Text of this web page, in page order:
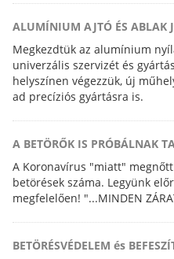
ALUMÍNIUM AJTÓ ÉS ABLAK
Megkezdtük az alumínium
univerzális szervizét és
helyszínen végezzük, új
ad precíziós gyártásra is.
A BETÖRŐK IS PRÓBÁLNAK
A Koronavírus "miatt"
betörések száma. Legyünk
megfelelően! "...MINDEN
BETÖRÉSVÉDELEM és